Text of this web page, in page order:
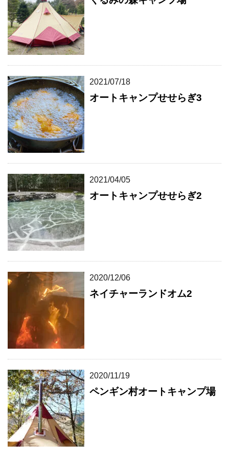
2021/07/18
オートキャンプせせらぎ3
2021/04/05
オートキャンプせせらぎ2
2020/12/06
ネイチャーランドオム2
2020/11/19
ペンギン村オートキャンプ場